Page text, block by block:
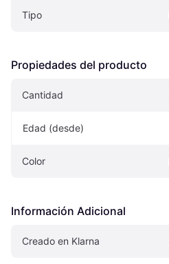
Tipo
Propiedades del producto
Cantidad
Edad (desde)
Color
Información Adicional
Creado en Klarna